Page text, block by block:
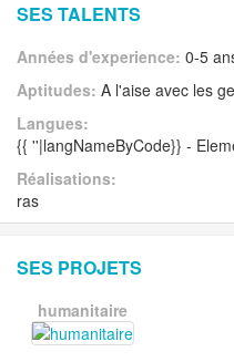
SES TALENTS
Années d'experience: 0-5
Aptitudes: A l'aise avec les
Langues:
{{ ''|langNameByCode}} -
Réalisations:
ras
SES PROJETS
humanitaire